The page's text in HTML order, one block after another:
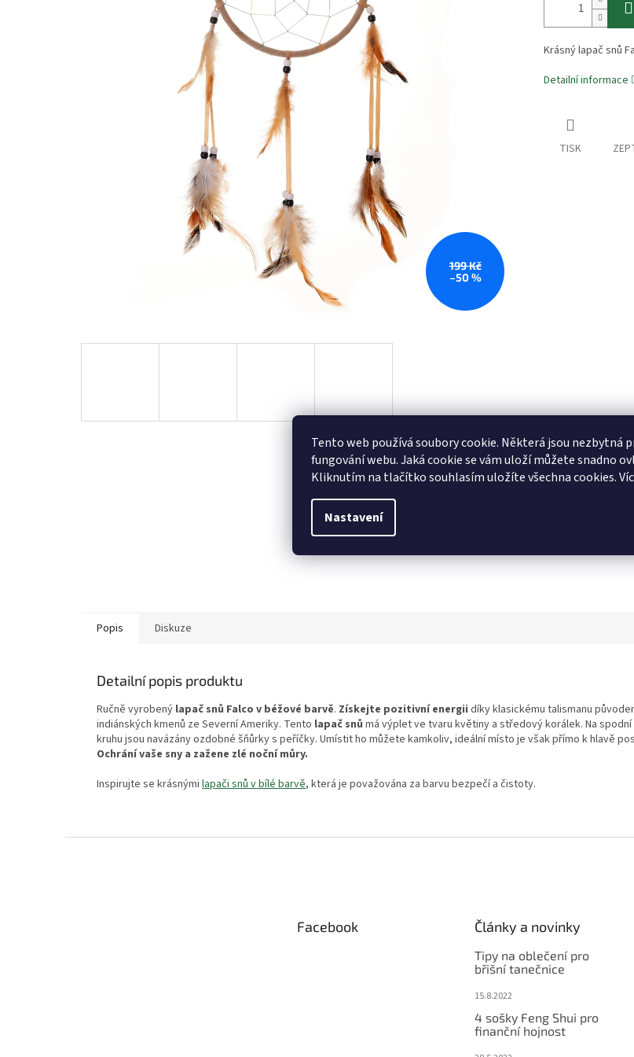
Tento web používá soubory cookie. Některá jsou nezbytná
fungování webu. Jaká cookie se vám uloží můžete snadno
Kliknutím na tlačítko souhlasím uložíte všechna cookies.
Nastavení
199 Kč
–50 %
Krásný lapač snů
Detailní informace
TISK
Popis Diskuze
Detailní popis produktu
Ručně vyrobený lapač snů Falco v béžové barvě. Získejte pozitivní energii díky klasickému talismanu
indiánských kmenů ze Severní Ameriky. Tento lapač snů má výplet ve tvaru květiny a středový korálek. Na
kruhu jsou navázány ozdobné šňůrky s peříčky. Umístit ho můžete kamkoliv, ideální místo je však přímo k hlavě
Ochrání vaše sny a zažene zlé noční můry.
Inspirujte se krásnými lapači snů v bílé barvě, která je považována za barvu bezpečí a čistoty.
Facebook Články a novinky
Tipy na oblečení pro
břišní tanečnice
15.8.2022
4 sošky Feng Shui pro
finanční hojnost